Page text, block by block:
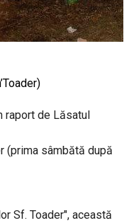
raport de Lăsatul
(prima sâmbătă după
Sf. Toader", această